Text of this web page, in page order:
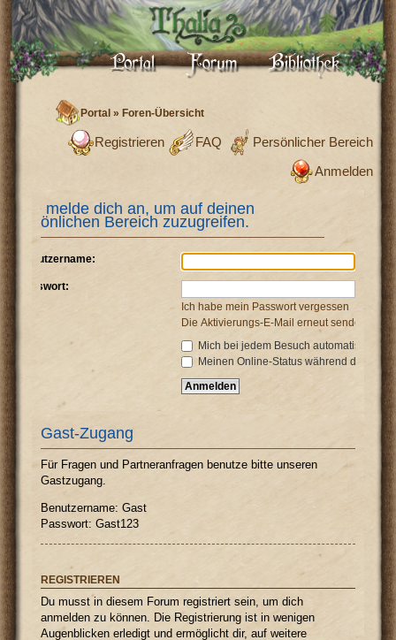
Portal »Foren-Übersicht
Persönlicher Bereich
FAQ
Registrieren
Anmelden
Bitte melde dich an, um auf deinen
persönlichen Bereich zuzugreifen.
Benutzername:
Passwort:
Ich habe mein Passwort vergessen
Die Aktivierungs-E-Mail erneut senden
Mich bei jedem Besuch automatisch
Meinen Online-Status während dieser
Gast-Zugang
Für Fragen und Partneranfragen benutze bitte unseren
Gastzugang.
Benutzername: Gast
Passwort: Gast123
REGISTRIEREN
Du musst in diesem Forum registriert sein, um dich
anmelden zu können. Die Registrierung ist in wenigen
Augenblicken erledigt und ermöglicht dir, auf weitere